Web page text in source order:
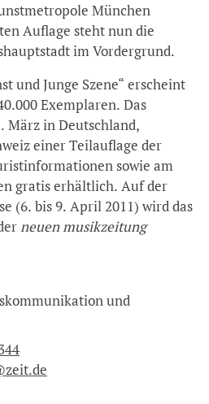
München
Auflage steht nun die
im Vordergrund.
und Junge Szene“ erscheint
Exemplaren. Das
März in Deutschland,
einer Teilauflage der
sowie am
gratis erhältlich. Auf der
(6. bis 9. April 2011) wird das
neuen musikzeitung